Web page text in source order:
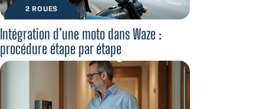
2 ROUES
Intégration d’une moto dans Waze :
procédure étape par étape